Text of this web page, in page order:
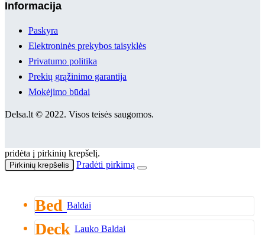
Informacija
Paskyra
Elektroninės prekybos taisyklės
Privatumo politika
Prekių grąžinimo garantija
Mokėjimo būdai
Delsa.lt © 2022. Visos teisės saugomos.
pridėta į pirkinių krepšelį.
Pirkinių krepšelis Pradėti pirkimą
Bed Baldai
Deck Lauko Baldai